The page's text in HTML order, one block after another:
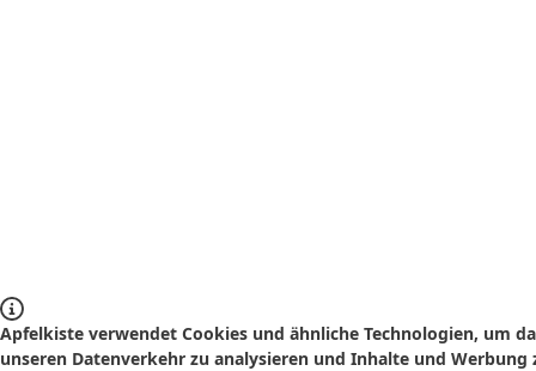
Apfelkiste verwendet Cookies und ähnliche Technologien, um
unseren Datenverkehr zu analysieren und Inhalte und